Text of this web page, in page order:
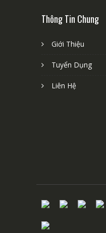
Thông Tin Chung
Giới Thiệu
Tuyển Dụng
Liên Hệ